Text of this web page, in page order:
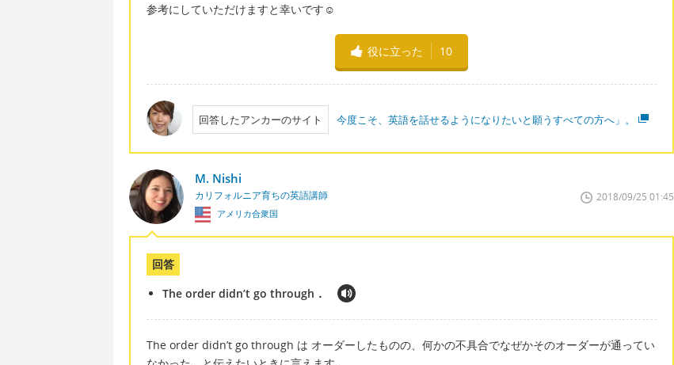
参考にしていただけますと幸いです☺
役に立った 10
回答したアンカーのサイト 今度こそ、英語を話せるようになりたいと願うすべての方へ」。
M. Nishi
カリフォルニア育ちの英語講師
アメリカ合衆国
2018/09/25 01:45
回答
The order didn’t go through．
The order didn’t go through は オーダーしたものの、何かの不具合でなぜかそのオーダーが通ってい